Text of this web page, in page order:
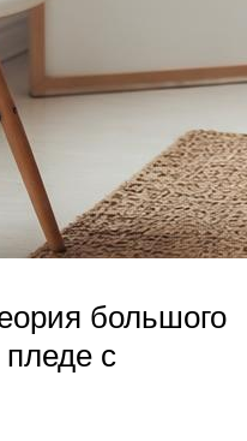
большого
с